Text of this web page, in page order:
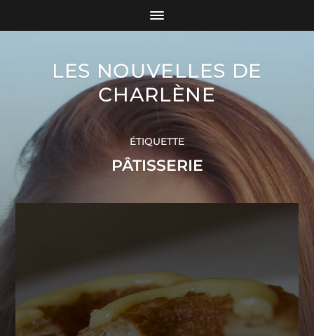
LES NOUVELLES DE
CHARLÈNE
ÉTIQUETTE
PÂTISSERIE